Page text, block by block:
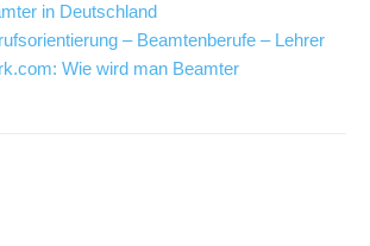
in Deutschland
– Beam­ten­be­ru­fe – Lehrer
Wie wird man Beamter